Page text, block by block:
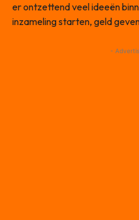
er ontzettend veel ideeën
inzameling starten, geld
-